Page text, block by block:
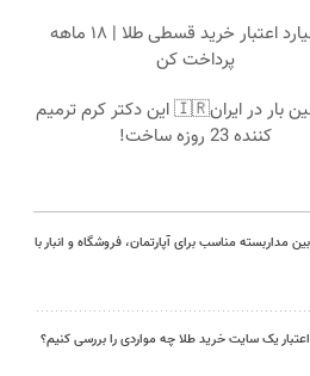
۱ میلیارد اعتبار خرید قسطی طلا | ۱۸ ماهه
پرداخت کن
برای اولین بار در ایران🇮🇷 این دکتر کرم ترمیم
کننده 23 روزه ساخت!
مداربسته مناسب برای آپارتمان، فروشگاه و انبار با
یک سایت خرید طلا چه مواردی را بررسی کنیم؟